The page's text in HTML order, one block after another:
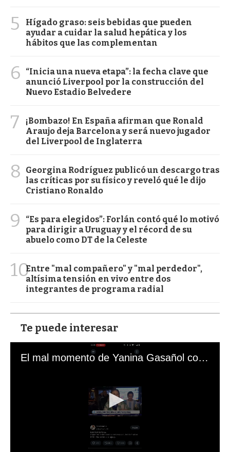
5
Hígado graso: seis bebidas que pueden
ayudar a cuidar la salud hepática y los
hábitos que las complementan
6
“Inicia una nueva etapa”: la fecha clave que
anunció Liverpool por la construcción del
Nuevo Estadio Belvedere
7
¡Bombazo! En España afirman que Ronald
Araujo deja Barcelona y será nuevo jugador
del Liverpool de Inglaterra
8
Georgina Rodríguez publicó un descargo tras
las críticas por su físico y reveló qué le dijo
Cristiano Ronaldo
9
“Es para elegidos”: Forlán contó qué lo motivó
para dirigir a Uruguay y el récord de su
abuelo como DT de la Celeste
10Entre "mal compañero" y "mal perdedor",
altísima tensión en vivo entre dos
integrantes de programa radial
Te puede interesar
El mal momento de Yanina Gasañol con un hincha argentino en "Subrayado"